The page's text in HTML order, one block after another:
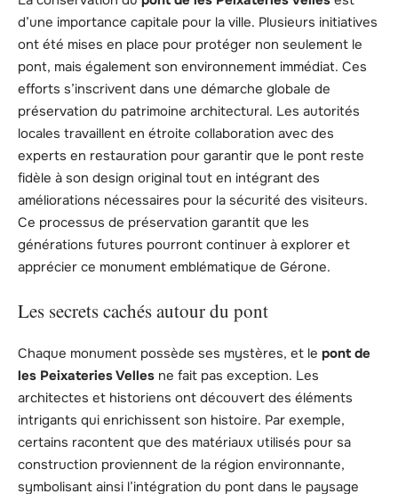
d’une importance capitale pour la ville. Plusieurs initiatives
ont été mises en place pour protéger non seulement le
pont, mais également son environnement immédiat. Ces
efforts s’inscrivent dans une démarche globale de
préservation du patrimoine architectural. Les autorités
locales travaillent en étroite collaboration avec des
experts en restauration pour garantir que le pont reste
fidèle à son design original tout en intégrant des
améliorations nécessaires pour la sécurité des visiteurs.
Ce processus de préservation garantit que les
générations futures pourront continuer à explorer et
apprécier ce monument emblématique de Gérone.
Les secrets cachés autour du pont
Chaque monument possède ses mystères, et le pont de
les Peixateries Velles ne fait pas exception. Les
architectes et historiens ont découvert des éléments
intrigants qui enrichissent son histoire. Par exemple,
certains racontent que des matériaux utilisés pour sa
construction proviennent de la région environnante,
symbolisant ainsi l’intégration du pont dans le paysage